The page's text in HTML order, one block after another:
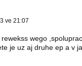
ve 21:07
wego
je uz aj druhe ep a v